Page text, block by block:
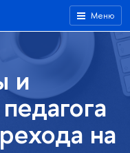
Меню
и
на